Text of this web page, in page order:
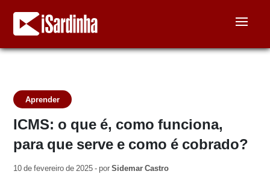
Aprender
ICMS: o que é, como funciona,
para que serve e como é cobrado?
10 de fevereiro de 2025 - porSidemar Castro